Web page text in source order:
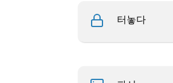
터놓다